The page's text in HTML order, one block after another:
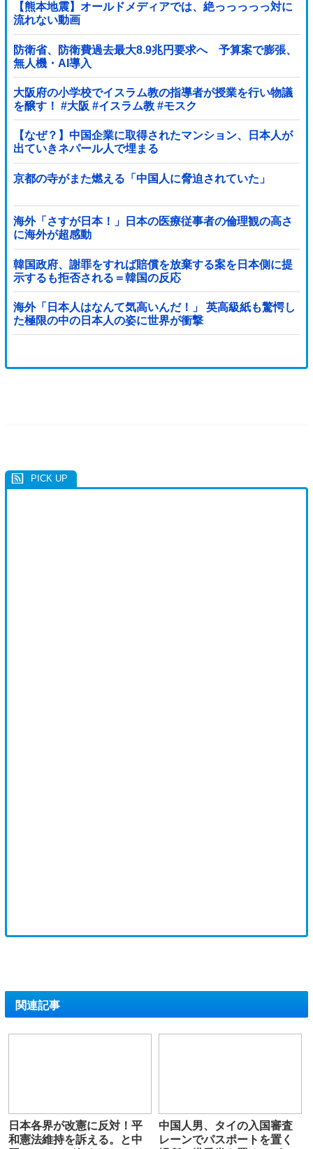
【熊本地震】オールドメディアでは、絶っっっっっ対に
流れない動画
防衛省、防衛費過去最大8.9兆円要求へ 予算案で膨張、
無人機・AI導入
大阪府の小学校でイスラム教の指導者が授業を行い物議
を醸す！ #大阪 #イスラム教 #モスク
【なぜ？】中国企業に取得されたマンション、日本人が
出ていきネパール人で埋まる
京都の寺がまた燃える「中国人に脅迫されていた」
海外「さすが日本！」日本の医療従事者の倫理観の高さ
に海外が超感動
韓国政府、謝罪をすれば賠償を放棄する案を日本側に提
示するも拒否される＝韓国の反応
海外「日本人はなんて気高いんだ！」 英高級紙も驚愕し
た極限の中の日本人の姿に世界が衝撃
関連記事
日本各界が改憲に反対！平
和憲法維持を訴える。と中
中国人男、タイの入国審査
レーンでパスポートを置く